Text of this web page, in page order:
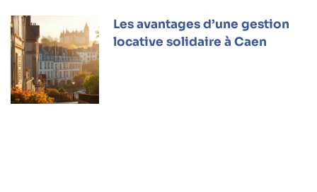
Les avantages d’une gestion
locative solidaire à Caen